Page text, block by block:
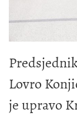
Lovro
je upravo